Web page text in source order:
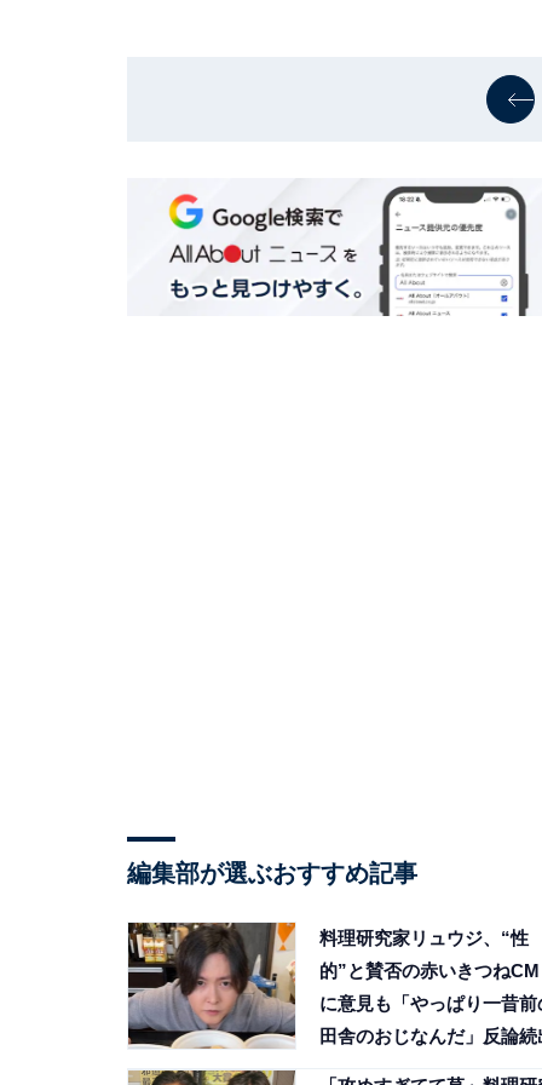
編集部が選ぶおすすめ記事
料理研究家リュウジ、“性
的”と賛否の赤いきつねCM
に意見も「やっぱり一昔前
田舎のおじなんだ」反論続